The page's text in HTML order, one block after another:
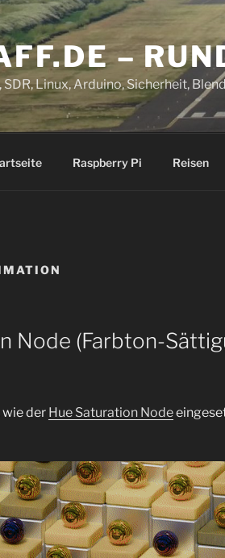
–
SDR, Linux, Arduino, Sicherheit,
Raspberry Pi Reisen
Node (Farbton-
wie der Hue Saturation Node